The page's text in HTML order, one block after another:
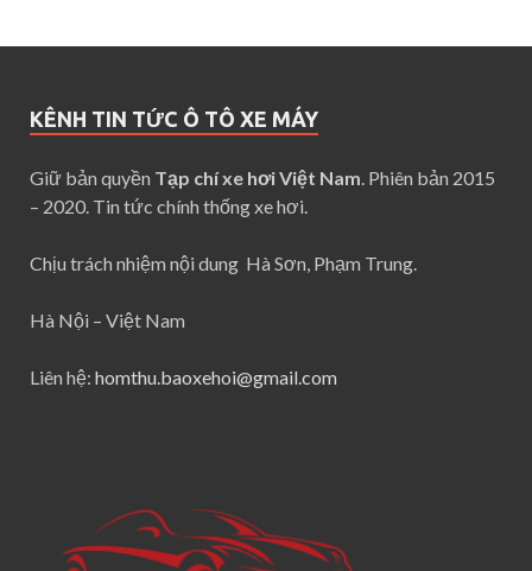
KÊNH TIN TỨC Ô TÔ XE MÁY
Giữ bản quyền Tạp chí xe hơi Việt Nam. Phiên bản 2015
– 2020. Tin tức chính thống xe hơi.
Chịu trách nhiệm nội dung Hà Sơn, Phạm Trung.
Hà Nội – Việt Nam
Liên hệ: homthu.baoxehoi@gmail.com